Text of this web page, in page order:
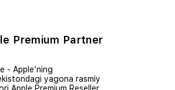
Premium Partner
- Apple’ning
yagona rasmiy